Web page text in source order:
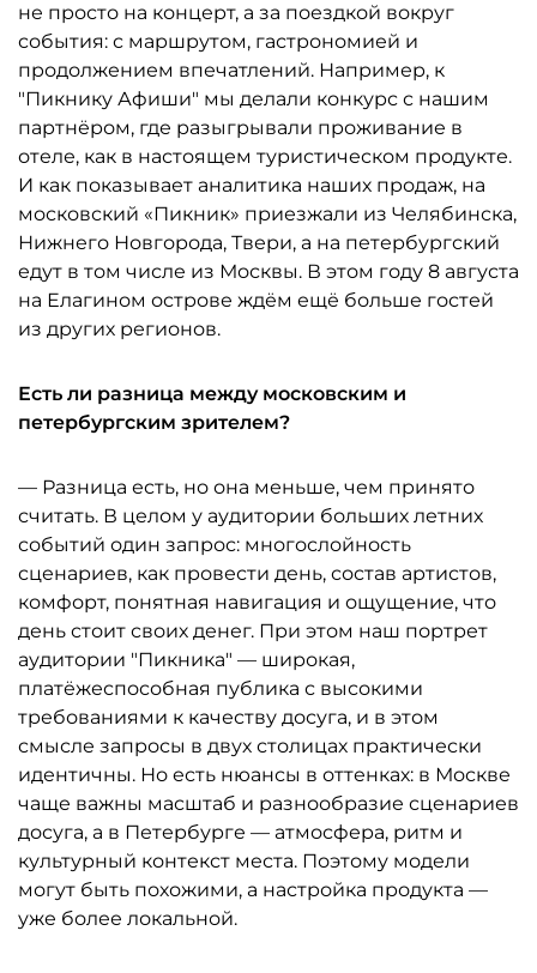
не просто на концерт, а за поездкой вокруг
события: с маршрутом, гастрономией и
продолжением впечатлений. Например, к
"Пикнику Афиши" мы делали конкурс с нашим
партнёром, где разыгрывали проживание в
отеле, как в настоящем туристическом продукте.
И как показывает аналитика наших продаж, на
московский «Пикник» приезжали из Челябинска,
Нижнего Новгорода, Твери, а на петербургский
едут в том числе из Москвы. В этом году 8 августа
на Елагином острове ждём ещё больше гостей
из других регионов.
Есть ли разница между московским и
петербургским зрителем?
— Разница есть, но она меньше, чем принято
считать. В целом у аудитории больших летних
событий один запрос: многослойность
сценариев, как провести день, состав артистов,
комфорт, понятная навигация и ощущение, что
день стоит своих денег. При этом наш портрет
аудитории "Пикника" — широкая,
платёжеспособная публика с высокими
требованиями к качеству досуга, и в этом
смысле запросы в двух столицах практически
идентичны. Но есть нюансы в оттенках: в Москве
чаще важны масштаб и разнообразие сценариев
досуга, а в Петербурге — атмосфера, ритм и
культурный контекст места. Поэтому модели
могут быть похожими, а настройка продукта —
уже более локальной.